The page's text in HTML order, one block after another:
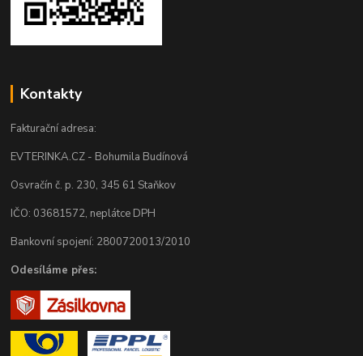
Kontakty
Fakturační adresa:
EVTERINKA.CZ - Bohumila Budínová
Osvračín č. p. 230, 345 61 Staňkov
IČO: 03681572, neplátce DPH
Bankovní spojení: 2800720013/2010
Odesíláme přes: